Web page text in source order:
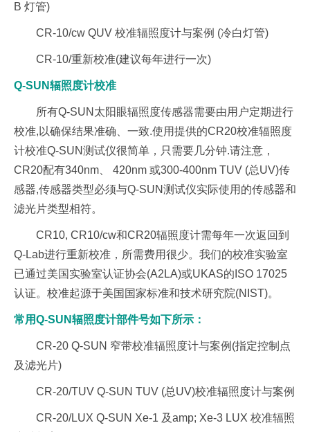
B 灯管)
CR-10/cw QUV 校准辐照度计与案例 (冷白灯管)
CR-10/重新校准(建议每年进行一次)
Q-SUN辐照度计校准
所有Q-SUN太阳眼辐照度传感器需要由用户定期进行
校准,以确保结果准确、一致.使用提供的CR20校准辐照度
计校准Q-SUN测试仪很简单，只需要几分钟.请注意，
CR20配有340nm、 420nm 或300-400nm TUV (总UV)传
感器,传感器类型必须与Q-SUN测试仪实际使用的传感器和
滤光片类型相符。
CR10, CR10/cw和CR20辐照度计需每年一次返回到
Q-Lab进行重新校准，所需费用很少。我们的校准实验室
已通过美国实验室认证协会(A2LA)或UKAS的ISO 17025
认证。校准起源于美国国家标准和技术研究院(NIST)。
常用Q-SUN辐照度计部件号如下所示：
CR-20 Q-SUN 窄带校准辐照度计与案例(指定控制点
及滤光片)
CR-20/TUV Q-SUN TUV (总UV)校准辐照度计与案例
CR-20/LUX Q-SUN Xe-1 及amp; Xe-3 LUX 校准辐照